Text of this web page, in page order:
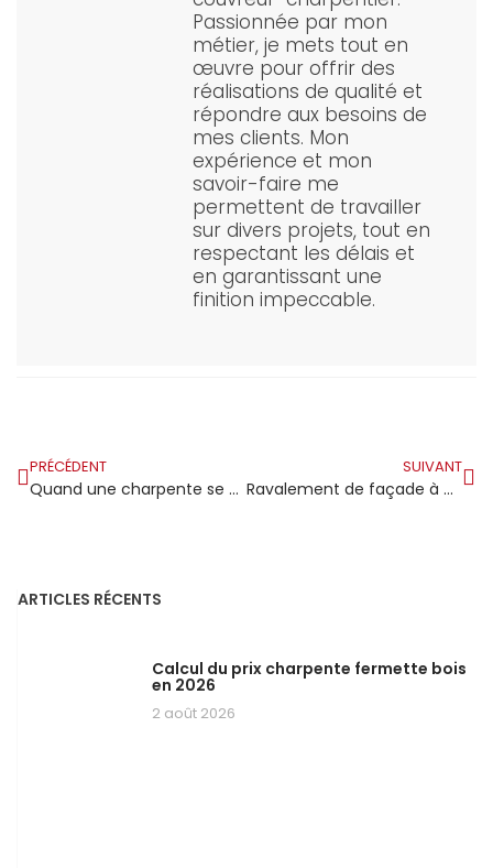
Passionnée par mon
métier, je mets tout en
œuvre pour offrir des
réalisations de qualité et
répondre aux besoins de
mes clients. Mon
expérience et mon
savoir-faire me
permettent de travailler
sur divers projets, tout en
respectant les délais et
en garantissant une
finition impeccable.
PRÉCÉDENT
Quand une charpente se met à craquer la nuit
SUIVANT
Ravalement de façade à Ormesson-sur-Marne : respecter le cadre résidentiel tout en valorisant son bien
ARTICLES RÉCENTS
Calcul du prix charpente fermette bois
en 2026
2 août 2026